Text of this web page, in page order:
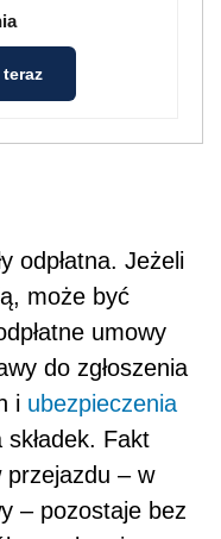
odpłatna. Jeżeli
może być
umowy
do zgłoszenia
i ubezpieczenia
Fakt
przejazdu – w
– pozostaje bez